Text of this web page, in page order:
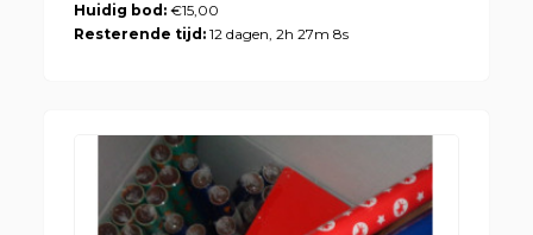
Huidig bod: €15,00
Resterende tijd: 12 dagen, 2h 27m 8s